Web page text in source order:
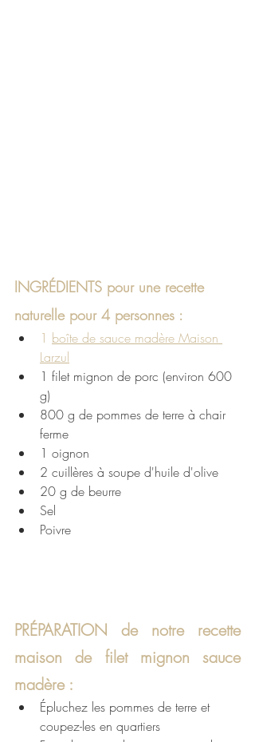
INGRÉDIENTS pour une recette
naturelle pour 4 personnes :
1 boîte de sauce madère Maison
Larzul
1 filet mignon de porc (environ 600
g)
800 g de pommes de terre à chair
ferme
1 oignon
2 cuillères à soupe d'huile d'olive
20 g de beurre
Sel
Poivre
PRÉPARATION de notre recette
maison de filet mignon sauce
madère :
Épluchez les pommes de terre et
coupez-les en quartiers